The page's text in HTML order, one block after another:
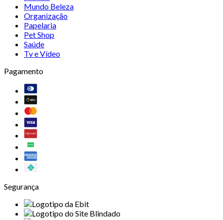
Mundo Beleza
Organização
Papelaria
Pet Shop
Saúde
Tv e Vídeo
Pagamento
Segurança